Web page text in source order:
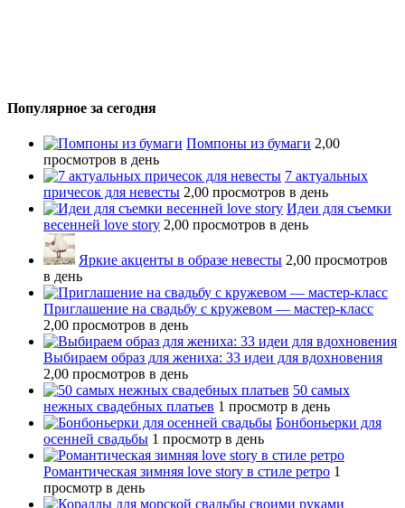
Популярное за сегодня
Помпоны из бумаги 2,00
просмотров в день
7 актуальных
причесок для невесты 2,00 просмотров в день
Идеи для съемки
весенней love story 2,00 просмотров в день
Яркие акценты в образе невесты 2,00 просмотров
в день
Приглашение на свадьбу с кружевом — мастер-класс
2,00 просмотров в день
Выбираем образ для жениха: 33 идеи для вдохновения
2,00 просмотров в день
50 самых
нежных свадебных платьев 1 просмотр в день
Бонбоньерки для
осенней свадьбы 1 просмотр в день
Романтическая зимняя love story в стиле ретро 1
просмотр в день